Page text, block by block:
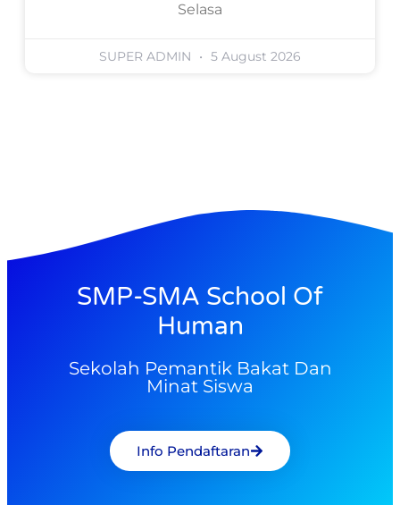
Selasa
SUPER ADMIN 5 August 2026
SMP-SMA School Of
Human
Sekolah Pemantik Bakat Dan
Minat Siswa
Info Pendaftaran